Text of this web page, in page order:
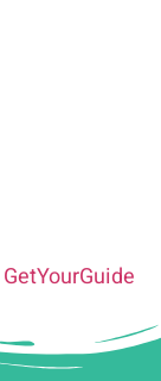
GetYourGuide